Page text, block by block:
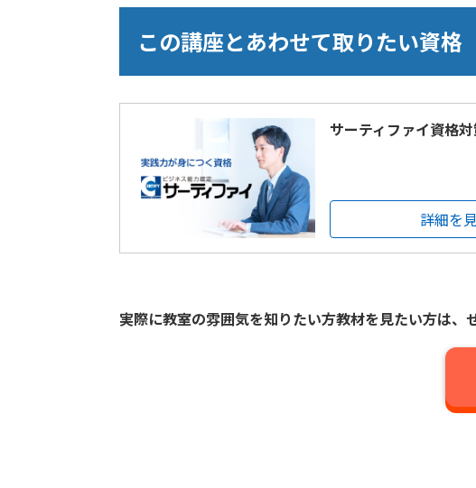
この講座とあわせて取りたい資格
サーティファイ資格
詳細を
実際に教室の雰囲気を知りたい方教材を見たい方は、